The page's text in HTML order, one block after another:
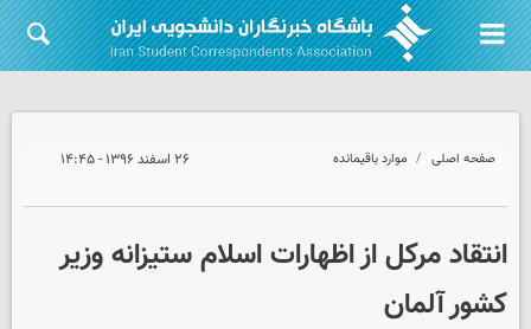
صفحه اصلی موارد باقیمانده ۲۶ اسفند ۱۳۹۶ - ۱۴:۴۵
انتقاد مرکل از اظهارات اسلام ستیزانه وزیر
کشور آلمان